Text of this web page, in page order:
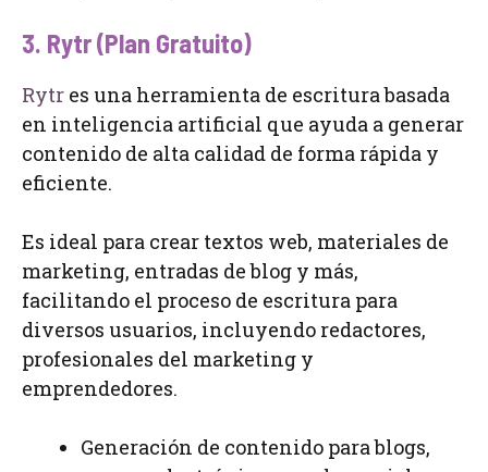
3. Rytr (Plan Gratuito)
Rytr es una herramienta de escritura basada
en inteligencia artificial que ayuda a generar
contenido de alta calidad de forma rápida y
eficiente.
Es ideal para crear textos web, materiales de
marketing, entradas de blog y más,
facilitando el proceso de escritura para
diversos usuarios, incluyendo redactores,
profesionales del marketing y
emprendedores.
Generación de contenido para blogs,